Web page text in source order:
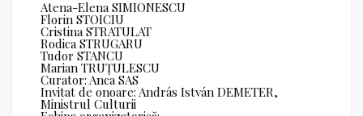
Atena-Elena SIMIONESCU
Florin STOICIU
Cristina STRATULAT
Rodica STRUGARU
Tudor STANCU
Marian TRUȚULESCU
Curator: Anca SAS
Invitat de onoare: András István DEMETER,
Ministrul Culturii